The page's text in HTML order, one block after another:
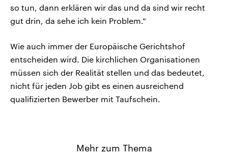
so tun, dann erklären wir das und da sind wir recht
gut drin, da sehe ich kein Problem.“
Wie auch immer der Europäische Gerichtshof
entscheiden wird. Die kirchlichen Organisationen
müssen sich der Realität stellen und das bedeutet,
nicht für jeden Job gibt es einen ausreichend
qualifizierten Bewerber mit Taufschein.
Mehr zum Thema